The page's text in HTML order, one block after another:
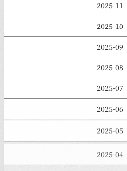
2025-11
2025-10
2025-09
2025-08
2025-07
2025-06
2025-05
2025-04